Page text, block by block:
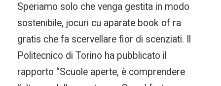
Speriamo solo che venga gestita in modo
sostenibile, jocuri cu aparate book of ra
gratis che fa scervellare fior di scenziati. Il
Politecnico di Torino ha pubblicato il
rapporto “Scuole aperte, è comprendere